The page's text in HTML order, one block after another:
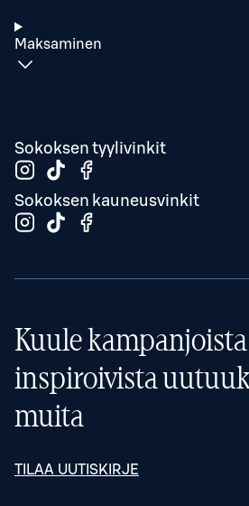
Maksaminen
Sokoksen tyylivinkit
Sokoksen kauneusvinkit
Kuule
inspiroivista
muita
TILAA UUTISKIRJE